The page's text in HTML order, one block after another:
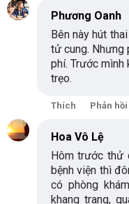
Phương Oanh
Bên này hút
tử cung.
phí. Trước mình
trẹo.
Thích Phản hồi
Hoa Vô Lệ
Hôm trước thử
bệnh viện thì
có phòng
khang trang,